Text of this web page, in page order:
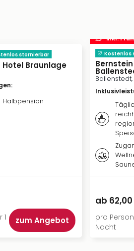
stornierbar
Hotel Braunlage
:
Halbpension
1
zum Angebot
inkl.
Kostenlos
Ballenstedt,
ab
pro Person
Nacht